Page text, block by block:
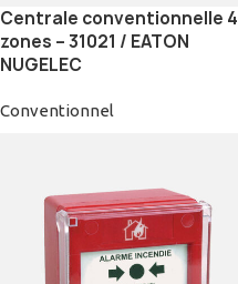
Centrale conventionnelle 4
zones – 31021 / EATON
NUGELEC
Conventionnel